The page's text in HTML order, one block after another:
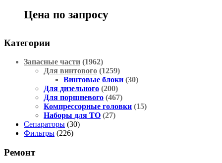
Цена по запросу
Категории
Запасные части (1962)
Для винтового (1259)
Винтовые блоки (30)
Для дизельного (200)
Для поршневого (467)
Компрессорные головки (15)
Наборы для ТО (27)
Сепараторы (30)
Фильтры (226)
Ремонт